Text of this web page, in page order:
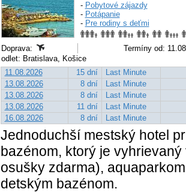
- Pobytové zájazdy
- Potápanie
- Pre rodiny s deťmi
Doprava:
Termíny od:
odlet: Bratislava, Košice
11.08.2026
15 dní
Last Minute
13.08.2026
8 dní
Last Minute
13.08.2026
8 dní
Last Minute
13.08.2026
11 dní
Last Minute
16.08.2026
8 dní Last Minute
Jednoduchší mestský hotel
bazénom, ktorý je
osušky zdarma),
detským bazénom.